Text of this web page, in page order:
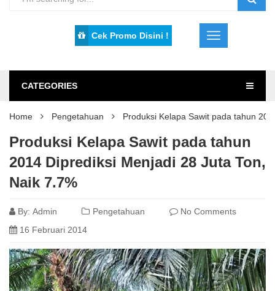
Cek Promo Disini !
CATEGORIES
Home Pengetahuan Produksi Kelapa Sawit pada tahun
Produksi Kelapa Sawit pada tahun
2014 Diprediksi Menjadi 28 Juta Ton,
Naik 7.7%
By: Admin Pengetahuan
No Comments
16 Februari 2014